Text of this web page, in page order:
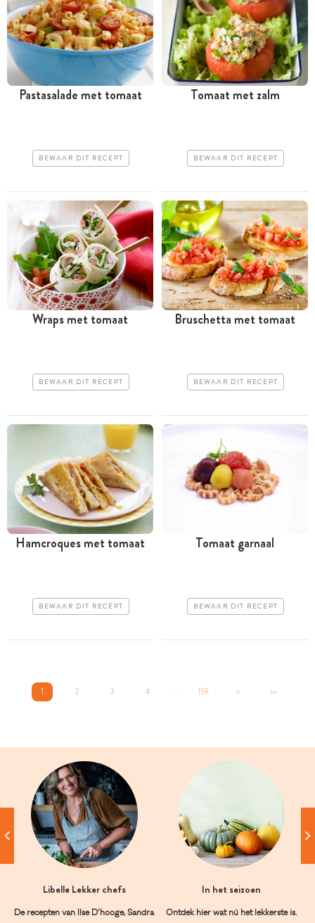
Pastasalade met tomaat
BEWAAR DIT RECEPT
Tomaat met zalm
BEWAAR DIT RECEPT
Wraps met tomaat
BEWAAR DIT RECEPT
Bruschetta met tomaat
BEWAAR DIT RECEPT
Hamcroques met tomaat
BEWAAR DIT RECEPT
Tomaat garnaal
BEWAAR DIT RECEPT
1 2 3 4 ... 159 > >>
Libelle Lekker chefs
De recepten van Ilse D’hooge, Sandra
In het seizoen
Ontdek hier wat nú het lekkerste is.